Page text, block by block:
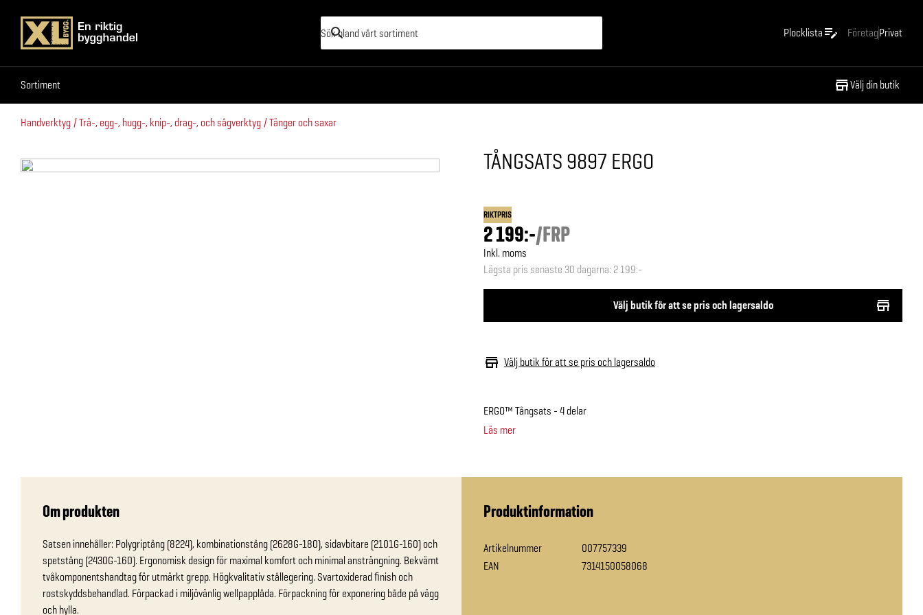
Plocklista FöretagPrivat
Sortiment Välj din butik
Sortiment
Handverktyg Trä-, egg-, hugg-, knip-, drag-, och sågverktyg Tänger och saxar
TÅNGSATS 9897 ERGO
RIKTPRIS
2 199:-/FRP
Inkl. moms
Lägsta pris senaste 30 dagarna: 2 199:-
Välj butik för att se pris och lagersaldo
Välj butik för att se pris och lagersaldo
ERGO™ Tångsats - 4 delar
Läs mer
Om produkten
Satsen innehåller: Polygriptång (8224), kombinationstång (2628G-180), sidavbitare (2101G-160) och
spetstång (2430G-160). Ergonomisk design för maximal komfort och minimal ansträngning. Bekvämt
tvåkomponentshandtag för utmärkt grepp. Högkvalitativ stållegering. Svartoxiderad finish och
rostskyddsbehandlad. Förpackad i miljövänlig wellpapplåda. Förpackning för exponering både på vägg
och hylla.
Produktinformation
Artikelnummer
007757339
EAN
7314150058068